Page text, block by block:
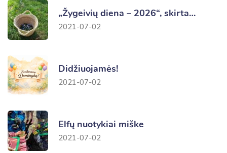
„Žygeivių diena – 2026“, skirta…
2021-07-02
Didžiuojamės!
2021-07-02
Elfų nuotykiai miške
2021-07-02